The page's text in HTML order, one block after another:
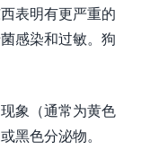
表明有更严重的
感染和过敏。狗
象（通常为黄色
黑色分泌物。